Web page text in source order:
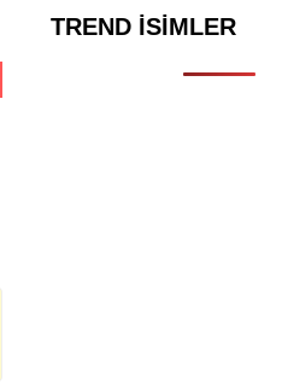
TREND İSIMLER